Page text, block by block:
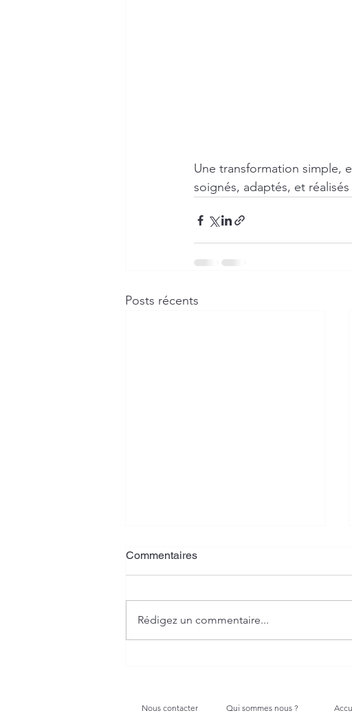
Une transformation simple,
soignés, adaptés, et
Posts récents
Commentaires
Rédigez un commentaire...
Nous contacter Qui sommes nous ?